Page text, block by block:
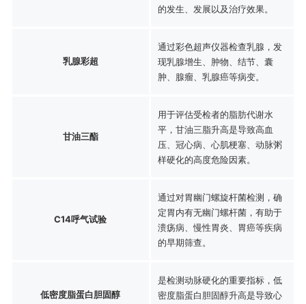
的发生、发展以及治疗效果。
乳腺彩超
通过彩色超声仪器检查乳腺，发
现乳腺增生、肿物、结节、囊
肿、腺瘤、乳腺癌等病变。
甘油三酯
用于评估受检者的脂肪代谢水
平，甘油三脂升高是导致高血
压、冠心病、心肌梗塞、动脉粥
样硬化的高度危险因素。
C14呼气试验
通过对胃幽门螺旋杆菌检测，确
定胃内有无幽门螺杆菌，有助于
溃疡病、慢性胃炎、胃癌等疾病
的早期筛查。
低密度脂蛋白胆固醇
是检测动脉硬化的重要指标，低
密度脂蛋白胆固醇升高是导致心